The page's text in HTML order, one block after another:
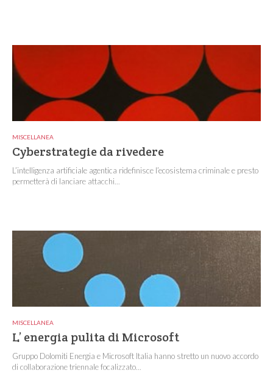
MISCELLANEA
Cyberstrategie da rivedere
L’intelligenza artificiale agentica ridefinisce l’ecosistema criminale e presto
permetterà di lanciare attacchi...
MISCELLANEA
L’ energia pulita di Microsoft
Gruppo Dolomiti Energia e Microsoft Italia hanno stretto un nuovo accordo
di collaborazione triennale focalizzato...